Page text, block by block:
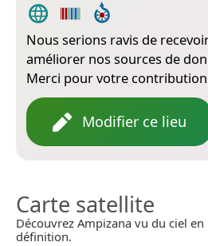
Nous serions ravis de
améliorer nos sources de
Merci pour votre
Modifier ce lieu
Carte satellite
Découvrez Ampizana vu du ciel
définition.